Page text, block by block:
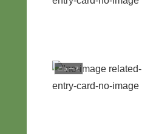
ニュース